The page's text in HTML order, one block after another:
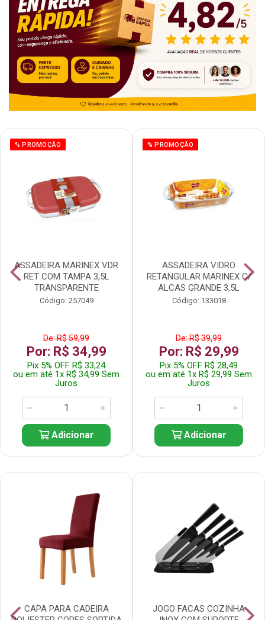
% PROMOÇÃO
ASSADEIRA MARINEX VDR
RET COM TAMPA 3,5L
TRANSPARENTE
Código: 257049
De: R$ 59,99
Por: R$ 34,99
Pix 5% OFF R$ 33,24
ou em até 1x R$ 34,99 Sem
Juros
Adicionar
% PROMOÇÃO
ASSADEIRA VIDRO
RETANGULAR MARINEX C/
ALCAS GRANDE 3,5L
Código: 133018
De: R$ 39,99
Por: R$ 29,99
Pix 5% OFF R$ 28,49
ou em até 1x R$ 29,99 Sem
Juros
Adicionar
CAPA PARA CADEIRA
JOGO FACAS COZINHA